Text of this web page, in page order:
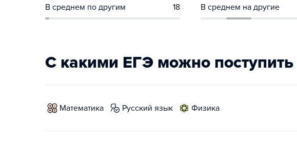
В среднем по другим 18 В среднем на другие
С какими ЕГЭ можно поступить
математика русский язык физика